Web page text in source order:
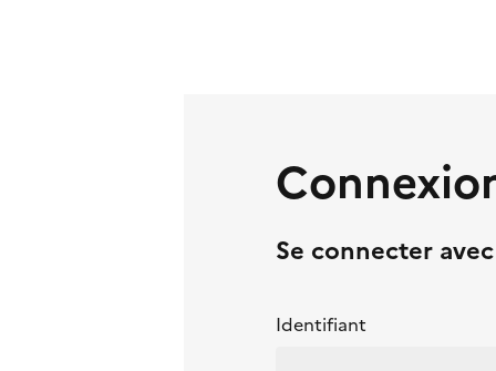
Se connecter
Identifiant